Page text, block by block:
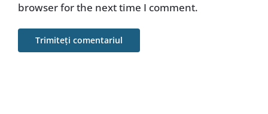
browser for the next time I comment.